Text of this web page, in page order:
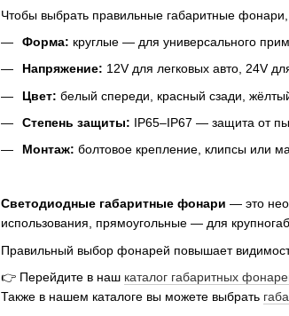
Чтобы выбрать правильные габаритные
Форма: круглые — для универсального
Напряжение: 12V для легковых авто, 24V
Цвет: белый спереди, красный сзади,
Степень защиты: IP65–IP67 — защита от
Монтаж: болтовое крепление, клипсы или
Светодиодные габаритные фонари — это
использования, прямоугольные — для
Правильный выбор фонарей повышает
👉 Перейдите в наш каталог габаритных
Также в нашем каталоге вы можете выбрать